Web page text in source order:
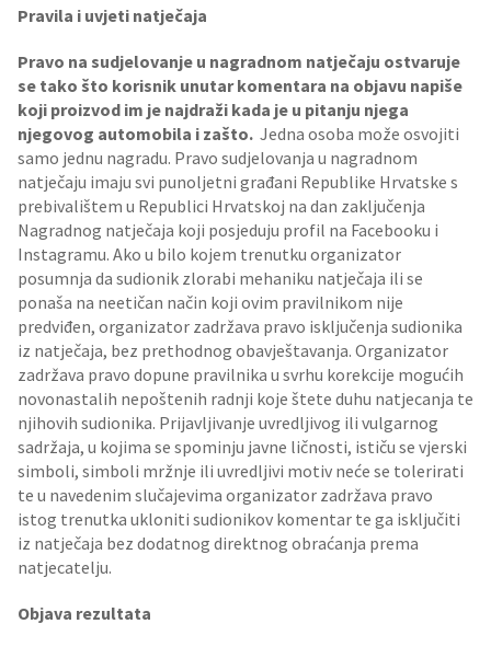
Pravila i uvjeti natječaja
Pravo na sudjelovanje u nagradnom natječaju ostvaruje
se tako što korisnik unutar komentara na objavu napiše
koji proizvod im je najdraži kada je u pitanju njega
njegovog automobila i zašto. Jedna osoba može osvojiti
samo jednu nagradu. Pravo sudjelovanja u nagradnom
natječaju imaju svi punoljetni građani Republike Hrvatske s
prebivalištem u Republici Hrvatskoj na dan zaključenja
Nagradnog natječaja koji posjeduju profil na Facebooku i
Instagramu. Ako u bilo kojem trenutku organizator
posumnja da sudionik zlorabi mehaniku natječaja ili se
ponaša na neetičan način koji ovim pravilnikom nije
predviđen, organizator zadržava pravo isključenja sudionika
iz natječaja, bez prethodnog obavještavanja. Organizator
zadržava pravo dopune pravilnika u svrhu korekcije mogućih
novonastalih nepoštenih radnji koje štete duhu natjecanja te
njihovih sudionika. Prijavljivanje uvredljivog ili vulgarnog
sadržaja, u kojima se spominju javne ličnosti, ističu se vjerski
simboli, simboli mržnje ili uvredljivi motiv neće se tolerirati
te u navedenim slučajevima organizator zadržava pravo
istog trenutka ukloniti sudionikov komentar te ga isključiti
iz natječaja bez dodatnog direktnog obraćanja prema
natjecatelju.
Objava rezultata